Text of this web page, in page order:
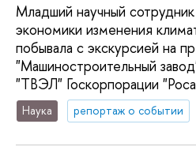
Младший научный
экономики изменения
побывала с экскурсией на
"Машиностроительный
"ТВЭЛ" Госкорпорации
Наука репортаж о событии